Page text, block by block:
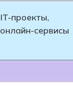
IT-проекты,
онлайн-сервисы